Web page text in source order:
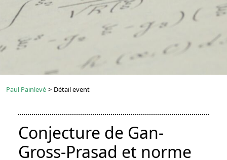
Paul Painlevé > Détail event
Conjecture de Gan-
Gross-Prasad et norme